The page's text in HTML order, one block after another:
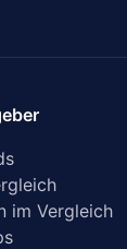
im Vergleich